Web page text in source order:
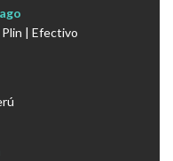
| Efectivo